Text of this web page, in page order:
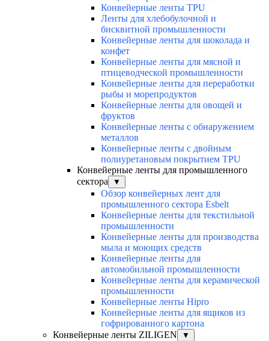
Конвейерные ленты TPU
Ленты для хлебобулочной и
бисквитной промышленности
Конвейерные ленты для шоколада и
конфет
Конвейерные ленты для мясной и
птицеводческой промышленности
Конвейерные ленты для переработки
рыбы и морепродуктов
Конвейерные ленты для овощей и
фруктов
Конвейерные ленты с обнаружением
металлов
Конвейерные ленты с двойным
полиуретановым покрытием TPU
Конвейерные ленты для промышленного
сектора
▼
Обзор конвейерных лент для
промышленного сектора Esbelt
Конвейерные ленты для текстильной
промышленности
Конвейерные ленты для производства
мыла и моющих средств
Конвейерные ленты для
автомобильной промышленности
Конвейерные ленты для керамической
промышленности
Конвейерные ленты Hipro
Конвейерные ленты для ящиков из
гофрированного картона
Конвейерные ленты ZILIGEN
▼